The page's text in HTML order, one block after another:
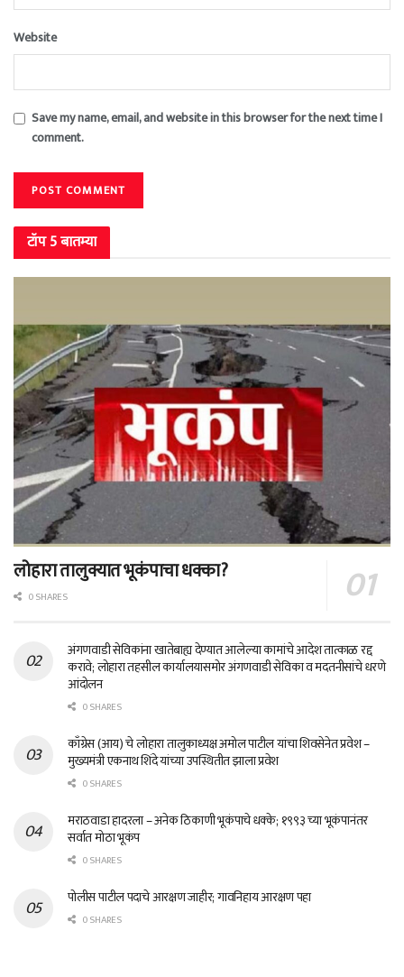
Website
Save my name, email, and website in this browser for the next time I
comment.
टॉप 5 बातम्या
लोहारा तालुक्यात भूकंपाचा धक्का?
0 SHARES
अंगणवाडी सेविकांना खातेबाह्य देण्यात आलेल्या कामांचे आदेश तात्काळ रद्द
करावे; लोहारा तहसील कार्यालयासमोर अंगणवाडी सेविका व मदतनीसांचे धरणे
आंदोलन
0 SHARES
काँग्रेस (आय) चे लोहारा तालुकाध्यक्ष अमोल पाटील यांचा शिवसेनेत प्रवेश –
मुख्यमंत्री एकनाथ शिंदे यांच्या उपस्थितीत झाला प्रवेश
0 SHARES
मराठवाडा हादरला – अनेक ठिकाणी भूकंपाचे धक्के; १९९३ च्या भूकंपानंतर
सर्वात मोठा भूकंप
0 SHARES
पोलीस पाटील पदाचे आरक्षण जाहीर; गावनिहाय आरक्षण पहा
0 SHARES